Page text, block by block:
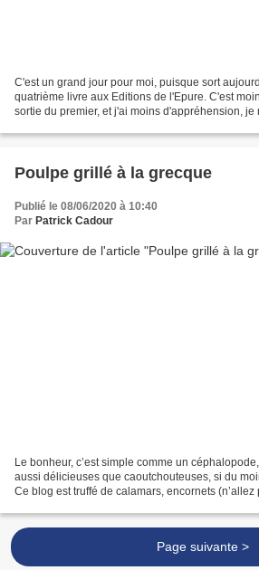
C'est un grand jour pour moi, puisque sort
quatrième livre aux Editions de l'Epure. C'est
sortie du premier, et j'ai moins d'appréhension, je
Poulpe grillé à la grecque
Publié le 08/06/2020 à 10:40
Par Patrick Cadour
Le bonheur, c’est simple comme un
aussi délicieuses que caoutchouteuses, si du
Ce blog est truffé de calamars, encornets
Page suivante >